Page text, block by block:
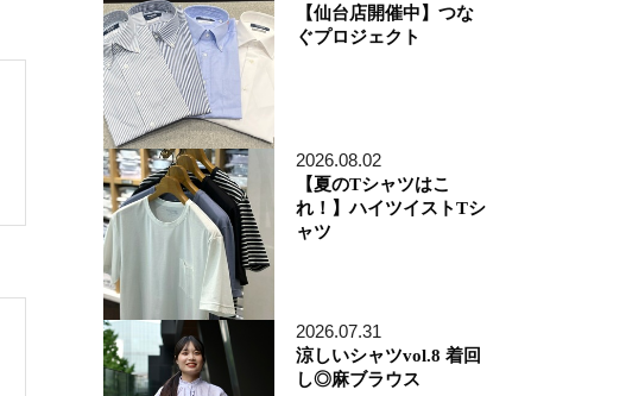
【仙台店開催中】つな
ぐプロジェクト
2026.08.02
【夏のTシャツはこ
れ！】ハイツイストTシ
ャツ
2026.07.31
涼しいシャツvol.8 着回
し◎麻ブラウス